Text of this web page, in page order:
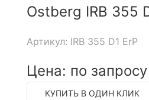
Ostberg IRB 355
Артикул: IRB 355 D1 ErP
Цена: по запросу
КУПИТЬ В ОДИН КЛИК